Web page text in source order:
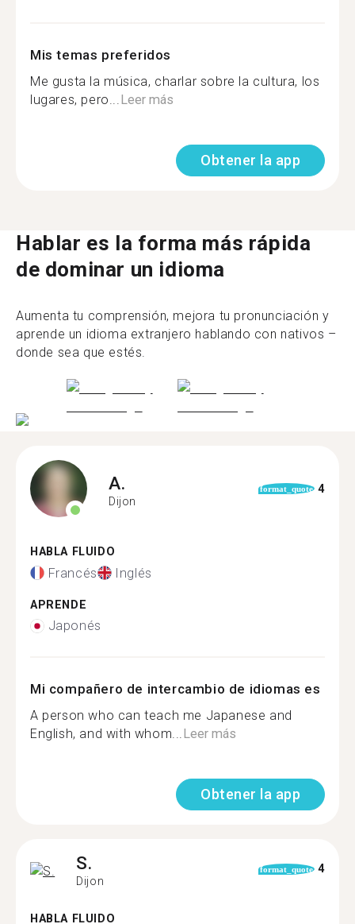
Mis temas preferidos
Me gusta la música, charlar sobre la cultura, los
lugares, pero... Leer más
Obtener la app
Hablar es la forma más rápida
de dominar un idioma
Aumenta tu comprensión, mejora tu pronunciación y
aprende un idioma extranjero hablando con nativos –
donde sea que estés.
A.
Dijon
format_quote 4
HABLA FLUIDO
Francés Inglés
APRENDE
Japonés
Mi compañero de intercambio de idiomas es
A person who can teach me Japanese and
English, and with whom...Leer más
Obtener la app
S.
Dijon
format_quote 4
HABLA FLUIDO